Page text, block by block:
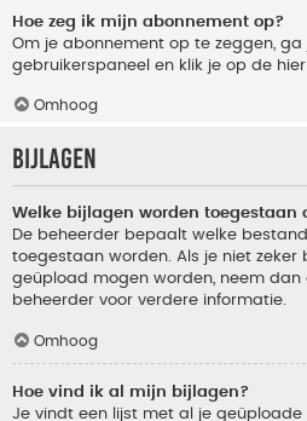
Hoe zeg ik mijn abonnement op?
Om je abonnement op te zeggen,
gebruikerspaneel en klik je op de hier
Omhoog
Bijlagen
Welke bijlagen worden toegestaan
De beheerder bepaalt welke
toegestaan worden. Als je niet zeker
geüpload mogen worden, neem
beheerder voor verdere informatie.
Omhoog
Hoe vind ik al mijn bijlagen?
Je vindt een lijst met al je